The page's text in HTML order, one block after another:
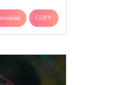
COPY